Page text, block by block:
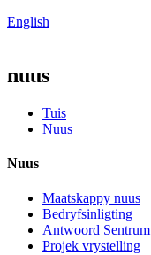
English
nuus
Tuis
Nuus
Nuus
Maatskappy nuus
Bedryfsinligting
Antwoord Sentrum
Projek vrystelling